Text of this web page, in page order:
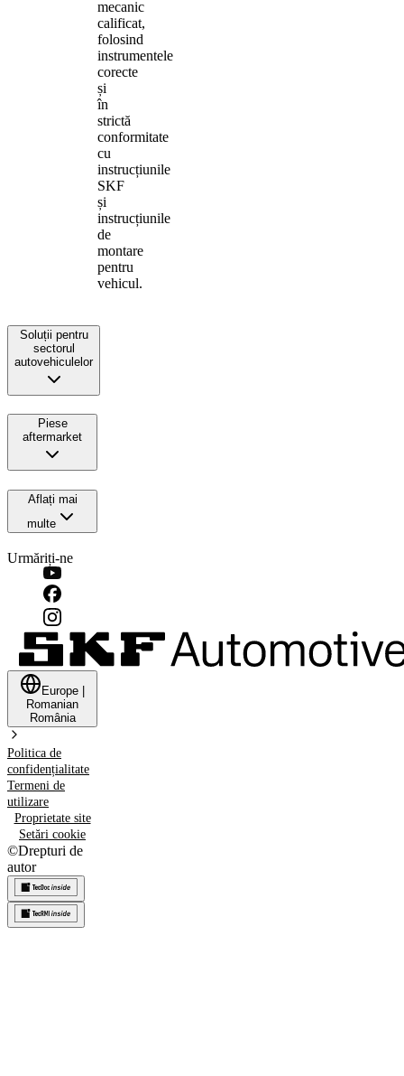
mecanic
calificat,
folosind
instrumentele
corecte
și
în
strictă
conformitate
cu
instrucțiunile
SKF
și
instrucțiunile
de
montare
pentru
vehicul.
Soluții pentru
sectorul
autovehiculelor
Piese
aftermarket
Aflați mai
multe
Urmăriți-ne
Europe
Romanian
România
Politica de
confidențialitate
Termeni de
utilizare
Proprietate site
Setări cookie
©Drepturi de
autor